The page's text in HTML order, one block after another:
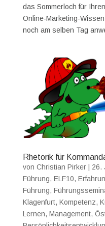
das Sommerloch für
Online-Marketing-
noch am selben Tag
Rhetorik für
von Christian Pirker| 26.
Führung, ELF10,
Führung,
Klagenfurt, Kompetenz,
Lernen, Management,